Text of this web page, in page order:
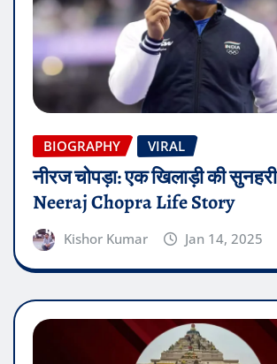
BIOGRAPHY VIRAL
नीरज चोपड़ा: एक खिलाड़ी की सुनहरी
Neeraj Chopra Life Story
Kishor Kumar Jan 14, 2025